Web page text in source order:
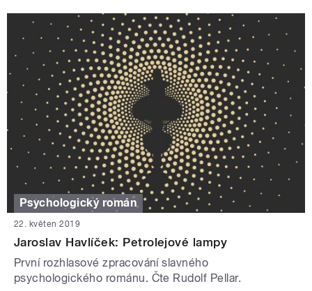
Psychologický román
22. květen 2019
Jaroslav Havlíček: Petrolejové lampy
První rozhlasové zpracování slavného
psychologického románu. Čte Rudolf Pellar.